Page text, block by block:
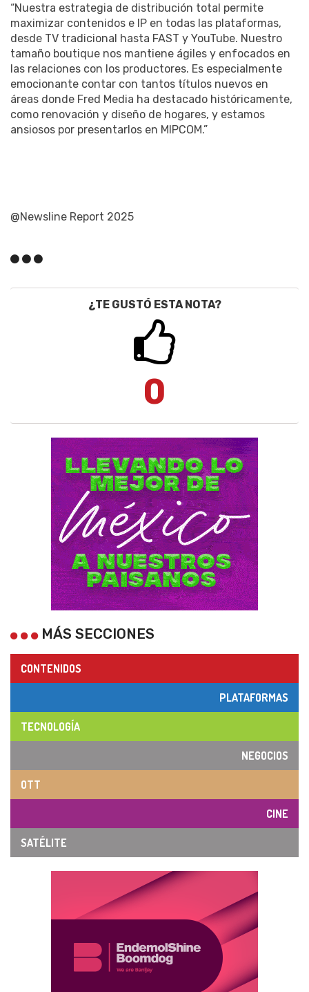
“Nuestra estrategia de distribución total permite
maximizar contenidos e IP en todas las plataformas,
desde TV tradicional hasta FAST y YouTube. Nuestro
tamaño boutique nos mantiene ágiles y enfocados en
las relaciones con los productores. Es especialmente
emocionante contar con tantos títulos nuevos en
áreas donde Fred Media ha destacado históricamente,
como renovación y diseño de hogares, y estamos
ansiosos por presentarlos en MIPCOM.”
@Newsline Report 2025
¿TE GUSTÓ ESTA NOTA?
0
MÁS SECCIONES
CONTENIDOS
PLATAFORMAS
TECNOLOGÍA
NEGOCIOS
OTT
CINE
SATÉLITE